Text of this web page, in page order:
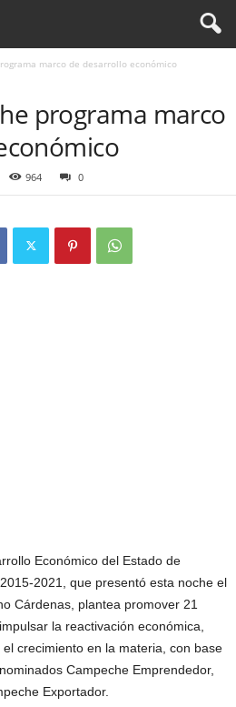
marco de desarrollo económico
programa marco
964 0
Económico del Estado de
2021, que presentó esta noche el
Cárdenas, plantea promover 21
la reactivación económica,
crecimiento en la materia, con base
Campeche Emprendedor,
Exportador.